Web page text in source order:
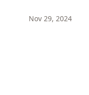
Nov 29, 2024